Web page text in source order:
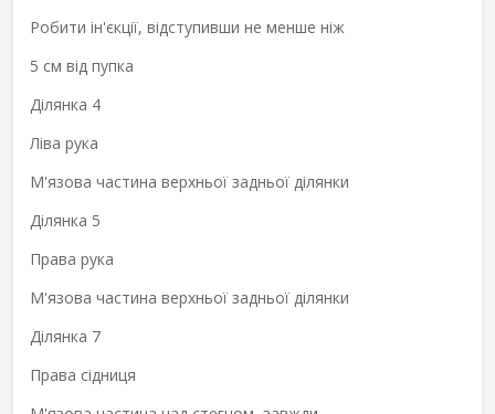
Робити ін'єкції, відступивши не менше ніж
5 см від пупка
Ділянка 4
Ліва рука
М'язова частина верхньої задньої ділянки
Ділянка 5
Права рука
М'язова частина верхньої задньої ділянки
Ділянка 7
Права сідниця